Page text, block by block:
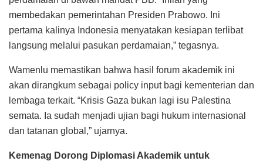
membedakan pemerintahan Presiden Prabowo. Ini
pertama kalinya Indonesia menyatakan kesiapan terlibat
langsung melalui pasukan perdamaian,” tegasnya.
Wamenlu memastikan bahwa hasil forum akademik ini
akan dirangkum sebagai policy input bagi kementerian dan
lembaga terkait. “Krisis Gaza bukan lagi isu Palestina
semata. Ia sudah menjadi ujian bagi hukum internasional
dan tatanan global,” ujarnya.
Kemenag Dorong Diplomasi Akademik untuk